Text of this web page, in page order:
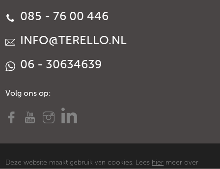
085 - 76 00 446
INFO@TERELLO.NL
06 - 30634639
Volg ons op:
Deze website maakt gebruik van cookies. Lees hier meer over